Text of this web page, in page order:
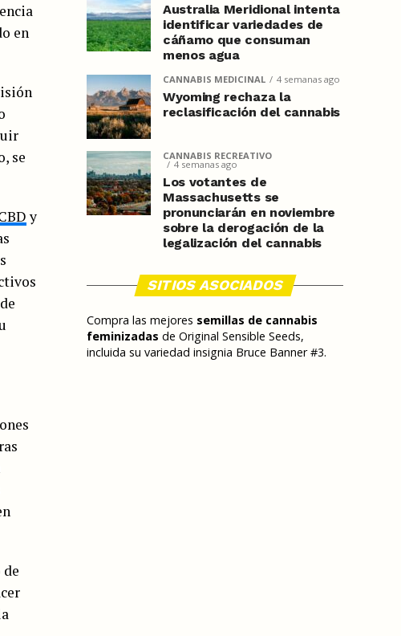
en
se
y
Australia Meridional intenta
identificar variedades de
cáñamo que consuman
menos agua
CANNABIS MEDICINAL 4 semanas ago
Wyoming rechaza la
reclasificación del cannabis
CANNABIS RECREATIVO
4 semanas ago
Los votantes de
Massachusetts se
pronunciarán en noviembre
sobre la derogación de la
legalización del cannabis
SITIOS ASOCIADOS
Compra las mejores semillas de cannabis
feminizadas de Original Sensible Seeds,
incluida su variedad insignia Bruce Banner #3.